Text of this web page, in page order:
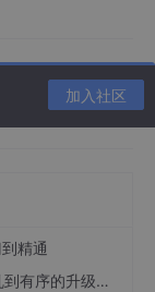
加入社区
精通
序的升级之路